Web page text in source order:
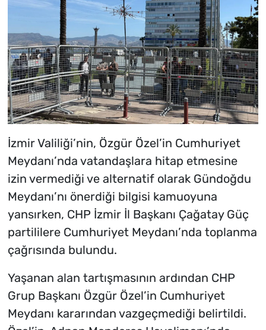
İzmir Valiliği’nin, Özgür Özel’in Cumhuriyet
Meydanı’nda vatandaşlara hitap etmesine
izin vermediği ve alternatif olarak Gündoğdu
Meydanı’nı önerdiği bilgisi kamuoyuna
yansırken, CHP İzmir İl Başkanı Çağatay Güç
partililere Cumhuriyet Meydanı’nda toplanma
çağrısında bulundu.
Yaşanan alan tartışmasının ardından CHP
Grup Başkanı Özgür Özel’in Cumhuriyet
Meydanı kararından vazgeçmediği belirtildi.